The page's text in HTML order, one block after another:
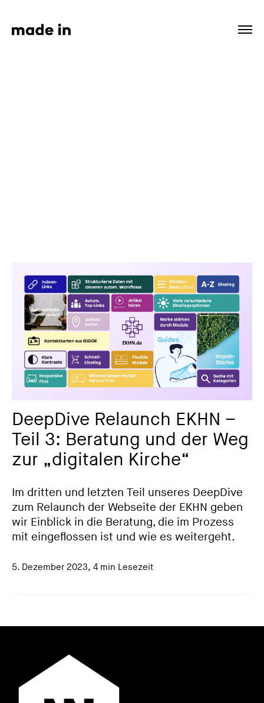
DeepDive Relaunch EKHN –
Teil 3: Beratung und der Weg
zur „digitalen Kirche“
Im dritten und letzten Teil unseres DeepDive
zum Relaunch der Webseite der EKHN geben
wir Einblick in die Beratung, die im Prozess
mit eingeflossen ist und wie es weitergeht.
5. Dezember 2023, 4 min Lesezeit